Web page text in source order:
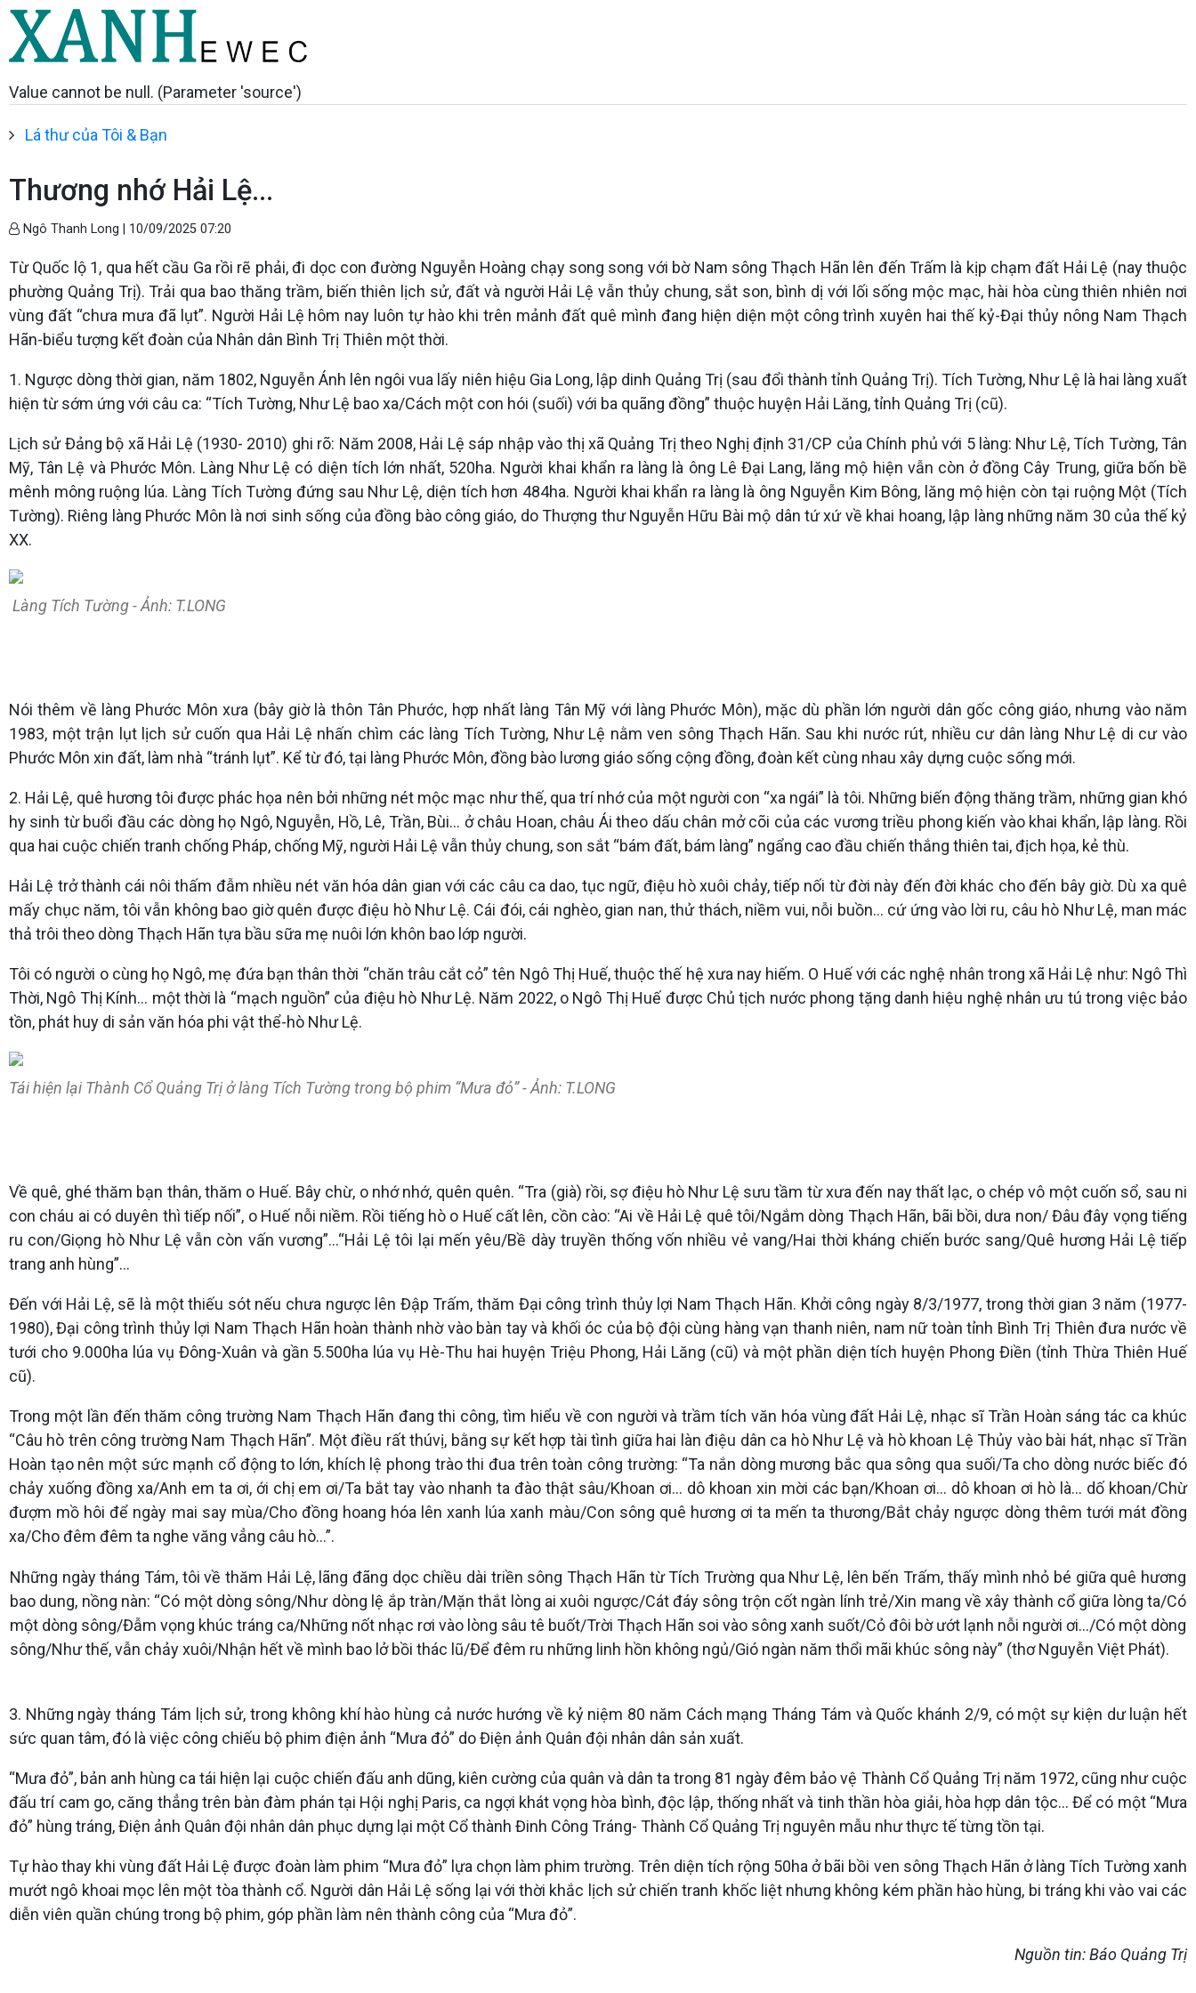
Value cannot be null. (Parameter 'source')
Lá thư của Tôi & Bạn
Thương nhớ Hải Lệ...
Ngô Thanh Long | 10/09/2025 07:20
Từ Quốc lộ 1, qua hết cầu Ga rồi rẽ phải, đi dọc con đường Nguyễn Hoàng chạy song song với bờ Nam sông Thạch Hãn lên đến Trấm là kịp chạm đất Hải Lệ (nay thuộc
phường Quảng Trị). Trải qua bao thăng trầm, biến thiên lịch sử, đất và người Hải Lệ vẫn thủy chung, sắt son, bình dị với lối sống mộc mạc, hài hòa cùng thiên nhiên nơi
vùng đất “chưa mưa đã lụt”. Người Hải Lệ hôm nay luôn tự hào khi trên mảnh đất quê mình đang hiện diện một công trình xuyên hai thế kỷ-Đại thủy nông Nam Thạch
Hãn-biểu tượng kết đoàn của Nhân dân Bình Trị Thiên một thời.
1. Ngược dòng thời gian, năm 1802, Nguyễn Ánh lên ngôi vua lấy niên hiệu Gia Long, lập dinh Quảng Trị (sau đổi thành tỉnh Quảng Trị). Tích Tường, Như Lệ là hai làng xuất
hiện từ sớm ứng với câu ca: “Tích Tường, Như Lệ bao xa/Cách một con hói (suối) với ba quãng đồng” thuộc huyện Hải Lăng, tỉnh Quảng Trị (cũ).
Lịch sử Đảng bộ xã Hải Lệ (1930- 2010) ghi rõ: Năm 2008, Hải Lệ sáp nhập vào thị xã Quảng Trị theo Nghị định 31/CP của Chính phủ với 5 làng: Như Lệ, Tích Tường, Tân
Mỹ, Tân Lệ và Phước Môn. Làng Như Lệ có diện tích lớn nhất, 520ha. Người khai khẩn ra làng là ông Lê Đại Lang, lăng mộ hiện vẫn còn ở đồng Cây Trung, giữa bốn bề
mênh mông ruộng lúa. Làng Tích Tường đứng sau Như Lệ, diện tích hơn 484ha. Người khai khẩn ra làng là ông Nguyễn Kim Bông, lăng mộ hiện còn tại ruộng Một (Tích
Tường). Riêng làng Phước Môn là nơi sinh sống của đồng bào công giáo, do Thượng thư Nguyễn Hữu Bài mộ dân tứ xứ về khai hoang, lập làng những năm 30 của thế kỷ
XX.
Làng Tích Tường - Ảnh: T.LONG
Nói thêm về làng Phước Môn xưa (bây giờ là thôn Tân Phước, hợp nhất làng Tân Mỹ với làng Phước Môn), mặc dù phần lớn người dân gốc công giáo, nhưng vào năm
1983, một trận lụt lịch sử cuốn qua Hải Lệ nhấn chìm các làng Tích Tường, Như Lệ nằm ven sông Thạch Hãn. Sau khi nước rút, nhiều cư dân làng Như Lệ di cư vào
Phước Môn xin đất, làm nhà “tránh lụt”. Kể từ đó, tại làng Phước Môn, đồng bào lương giáo sống cộng đồng, đoàn kết cùng nhau xây dựng cuộc sống mới.
2. Hải Lệ, quê hương tôi được phác họa nên bởi những nét mộc mạc như thế, qua trí nhớ của một người con “xa ngái” là tôi. Những biến động thăng trầm, những gian khó
hy sinh từ buổi đầu các dòng họ Ngô, Nguyễn, Hồ, Lê, Trần, Bùi... ở châu Hoan, châu Ái theo dấu chân mở cõi của các vương triều phong kiến vào khai khẩn, lập làng. Rồi
qua hai cuộc chiến tranh chống Pháp, chống Mỹ, người Hải Lệ vẫn thủy chung, son sắt “bám đất, bám làng” ngẩng cao đầu chiến thắng thiên tai, địch họa, kẻ thù.
Hải Lệ trở thành cái nôi thấm đẫm nhiều nét văn hóa dân gian với các câu ca dao, tục ngữ, điệu hò xuôi chảy, tiếp nối từ đời này đến đời khác cho đến bây giờ. Dù xa quê
mấy chục năm, tôi vẫn không bao giờ quên được điệu hò Như Lệ. Cái đói, cái nghèo, gian nan, thử thách, niềm vui, nỗi buồn... cứ ứng vào lời ru, câu hò Như Lệ, man mác
thả trôi theo dòng Thạch Hãn tựa bầu sữa mẹ nuôi lớn khôn bao lớp người.
Tôi có người o cùng họ Ngô, mẹ đứa bạn thân thời “chăn trâu cắt cỏ” tên Ngô Thị Huế, thuộc thế hệ xưa nay hiếm. O Huế với các nghệ nhân trong xã Hải Lệ như: Ngô Thì
Thời, Ngô Thị Kính... một thời là “mạch nguồn” của điệu hò Như Lệ. Năm 2022, o Ngô Thị Huế được Chủ tịch nước phong tặng danh hiệu nghệ nhân ưu tú trong việc bảo
tồn, phát huy di sản văn hóa phi vật thể-hò Như Lệ.
Tái hiện lại Thành Cổ Quảng Trị ở làng Tích Tường trong bộ phim “Mưa đỏ” - Ảnh: T.LONG
Về quê, ghé thăm bạn thân, thăm o Huế. Bây chừ, o nhớ nhớ, quên quên. “Tra (già) rồi, sợ điệu hò Như Lệ sưu tầm từ xưa đến nay thất lạc, o chép vô một cuốn sổ, sau ni
con cháu ai có duyên thì tiếp nối”, o Huế nỗi niềm. Rồi tiếng hò o Huế cất lên, cồn cào: “Ai về Hải Lệ quê tôi/Ngắm dòng Thạch Hãn, bãi bồi, dưa non/ Đâu đây vọng tiếng
ru con/Giọng hò Như Lệ vẫn còn vấn vương”...“Hải Lệ tôi lại mến yêu/Bề dày truyền thống vốn nhiều vẻ vang/Hai thời kháng chiến bước sang/Quê hương Hải Lệ tiếp
trang anh hùng”...
Đến với Hải Lệ, sẽ là một thiếu sót nếu chưa ngược lên Đập Trấm, thăm Đại công trình thủy lợi Nam Thạch Hãn. Khởi công ngày 8/3/1977, trong thời gian 3 năm (1977-
1980), Đại công trình thủy lợi Nam Thạch Hãn hoàn thành nhờ vào bàn tay và khối óc của bộ đội cùng hàng vạn thanh niên, nam nữ toàn tỉnh Bình Trị Thiên đưa nước về
tưới cho 9.000ha lúa vụ Đông-Xuân và gần 5.500ha lúa vụ Hè-Thu hai huyện Triệu Phong, Hải Lăng (cũ) và một phần diện tích huyện Phong Điền (tỉnh Thừa Thiên Huế
cũ).
Trong một lần đến thăm công trường Nam Thạch Hãn đang thi công, tìm hiểu về con người và trầm tích văn hóa vùng đất Hải Lệ, nhạc sĩ Trần Hoàn sáng tác ca khúc
“Câu hò trên công trường Nam Thạch Hãn”. Một điều rất thúvị, bằng sự kết hợp tài tình giữa hai làn điệu dân ca hò Như Lệ và hò khoan Lệ Thủy vào bài hát, nhạc sĩ Trần
Hoàn tạo nên một sức mạnh cổ động to lớn, khích lệ phong trào thi đua trên toàn công trường: “Ta nắn dòng mương bắc qua sông qua suối/Ta cho dòng nước biếc đó
chảy xuống đồng xa/Anh em ta ơi, ới chị em ơi/Ta bắt tay vào nhanh ta đào thật sâu/Khoan ơi... dô khoan xin mời các bạn/Khoan ơi... dô khoan ơi hò là... dố khoan/Chừ
đượm mồ hôi để ngày mai say mùa/Cho đồng hoang hóa lên xanh lúa xanh màu/Con sông quê hương ơi ta mến ta thương/Bắt chảy ngược dòng thêm tưới mát đồng
xa/Cho đêm đêm ta nghe văng vẳng câu hò…”.
Những ngày tháng Tám, tôi về thăm Hải Lệ, lãng đãng dọc chiều dài triền sông Thạch Hãn từ Tích Trường qua Như Lệ, lên bến Trấm, thấy mình nhỏ bé giữa quê hương
bao dung, nồng nàn: “Có một dòng sông/Như dòng lệ ắp tràn/Mặn thắt lòng ai xuôi ngược/Cát đáy sông trộn cốt ngàn lính trẻ/Xin mang về xây thành cổ giữa lòng ta/Có
một dòng sông/Đẫm vọng khúc tráng ca/Những nốt nhạc rơi vào lòng sâu tê buốt/Trời Thạch Hãn soi vào sông xanh suốt/Cỏ đôi bờ ướt lạnh nỗi người ơi…/Có một dòng
sông/Như thế, vẫn chảy xuôi/Nhận hết về mình bao lở bồi thác lũ/Để đêm ru những linh hồn không ngủ/Gió ngàn năm thổi mãi khúc sông này” (thơ Nguyễn Việt Phát).
3. Những ngày tháng Tám lịch sử, trong không khí hào hùng cả nước hướng về kỷ niệm 80 năm Cách mạng Tháng Tám và Quốc khánh 2/9, có một sự kiện dư luận hết
sức quan tâm, đó là việc công chiếu bộ phim điện ảnh “Mưa đỏ” do Điện ảnh Quân đội nhân dân sản xuất.
“Mưa đỏ”, bản anh hùng ca tái hiện lại cuộc chiến đấu anh dũng, kiên cường của quân và dân ta trong 81 ngày đêm bảo vệ Thành Cổ Quảng Trị năm 1972, cũng như cuộc
đấu trí cam go, căng thẳng trên bàn đàm phán tại Hội nghị Paris, ca ngợi khát vọng hòa bình, độc lập, thống nhất và tinh thần hòa giải, hòa hợp dân tộc... Để có một “Mưa
đỏ” hùng tráng, Điện ảnh Quân đội nhân dân phục dựng lại một Cổ thành Đinh Công Tráng- Thành Cổ Quảng Trị nguyên mẫu như thực tế từng tồn tại.
Tự hào thay khi vùng đất Hải Lệ được đoàn làm phim “Mưa đỏ” lựa chọn làm phim trường. Trên diện tích rộng 50ha ở bãi bồi ven sông Thạch Hãn ở làng Tích Tường xanh
mướt ngô khoai mọc lên một tòa thành cổ. Người dân Hải Lệ sống lại với thời khắc lịch sử chiến tranh khốc liệt nhưng không kém phần hào hùng, bi tráng khi vào vai các
diễn viên quần chúng trong bộ phim, góp phần làm nên thành công của “Mưa đỏ”.
Nguồn tin: Báo Quảng Trị